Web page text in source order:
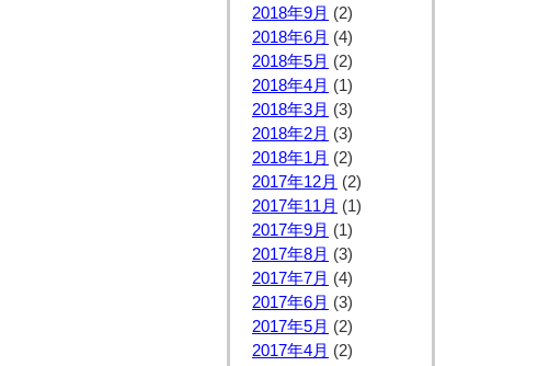
2018年9月 (2)
2018年6月 (4)
2018年5月 (2)
2018年4月 (1)
2018年3月 (3)
2018年2月 (3)
2018年1月 (2)
2017年12月 (2)
2017年11月 (1)
2017年9月 (1)
2017年8月 (3)
2017年7月 (4)
2017年6月 (3)
2017年5月 (2)
2017年4月 (2)